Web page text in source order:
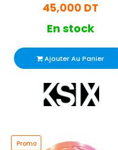
45,000 DT
En stock
Ajouter Au Panier
Promo